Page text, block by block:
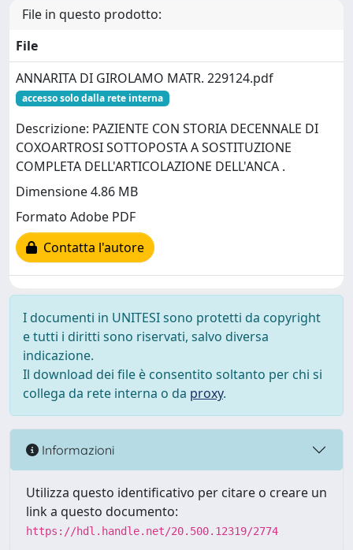
File in questo prodotto:
File
ANNARITA DI GIROLAMO MATR. 229124.pdf
accesso solo dalla rete interna
Descrizione: PAZIENTE CON STORIA DECENNALE DI
COXOARTROSI SOTTOPOSTA A SOSTITUZIONE
COMPLETA DELL'ARTICOLAZIONE DELL'ANCA .
Dimensione 4.86 MB
Formato Adobe PDF
Contatta l'autore
I documenti in UNITESI sono protetti da copyright
e tutti i diritti sono riservati, salvo diversa
indicazione.
Il download dei file è consentito soltanto per chi si
collega da rete interna o da proxy.
Informazioni
Utilizza questo identificativo per citare o creare un
link a questo documento:
https://hdl.handle.net/20.500.12319/2774